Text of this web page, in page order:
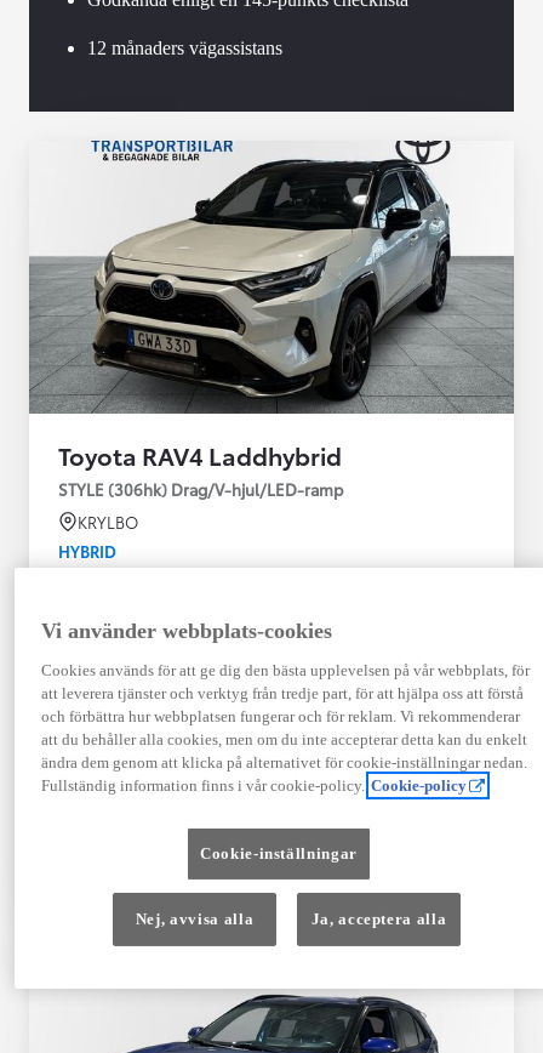
12 månaders vägassistans
Toyota RAV4 Laddhybrid
STYLE (306hk) Drag/V-hjul/LED-ramp
KRYLBO
HYBRID
09-2023
Hybrid Bensin
Automat
Visa mer
409 900 kr
Från 4 920 kr/mån
Kontakta återförsäljare
Vi använder webbplats-cookies
Cookies används för att ge dig den bästa upplevelsen på vår webbplats, för
att leverera tjänster och verktyg från tredje part, för att hjälpa oss att förstå
och förbättra hur webbplatsen fungerar och för reklam. Vi rekommenderar
att du behåller alla cookies, men om du inte accepterar detta kan du enkelt
ändra dem genom att klicka på alternativet för cookie-inställningar nedan.
Fullständig information finns i vår cookie-policy. Cookie-policy
Cookie-inställningar
Nej, avvisa alla Ja, acceptera alla